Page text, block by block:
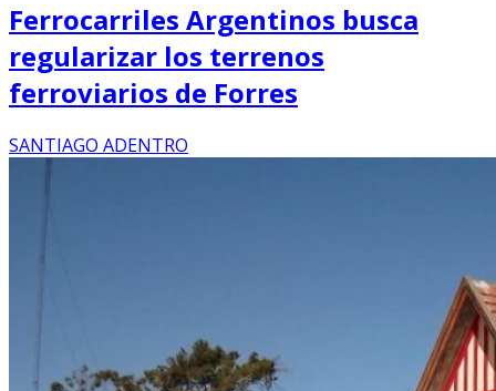
Ferrocarriles Argentinos busca
regularizar los terrenos
ferroviarios de Forres
SANTIAGO ADENTRO